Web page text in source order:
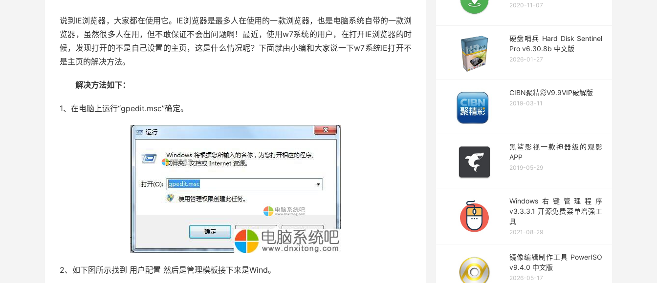
说到IE浏览器，大家都在使用它。IE浏览器是最多人在使用的一款浏览器，也是电脑系统自带的一款浏
览器，虽然很多人在用，但不敢保证不会出问题啊！最近，使用w7系统的用户，在打开IE浏览器的时
候，发现打开的不是自己设置的主页，这是什么情况呢？下面就由小编和大家说一下w7系统IE打开不
是主页的解决方法。
解决方法如下：
1、在电脑上运行“gpedit.msc”确定。
2、如下图所示找到 用户配置 然后是管理模板接下来是Wind。
2020-11-07
硬盘哨兵 Hard Disk Sentinel
Pro v6.30.8b 中文版
2026-01-27
CIBN聚精彩V9.9VIP破解版
2019-03-11
黑鲨影视一款神器级的观影
APP
2019-05-29
Windows右键管理程序
v3.3.3.1 开源免费菜单增强工
具
2021-08-29
镜像编辑制作工具 PowerISO
v9.4.0 中文版
2026-05-17